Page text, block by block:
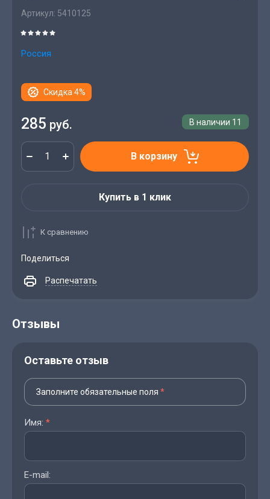
Артикул: 5410125
Россия
Скидка 4%
В наличии 11
285 руб.
В корзину
Купить в 1 клик
К сравнению
Поделиться
Распечатать
Отзывы
Оставьте отзыв
Заполните обязательные поля *
Имя: *
E-mail: